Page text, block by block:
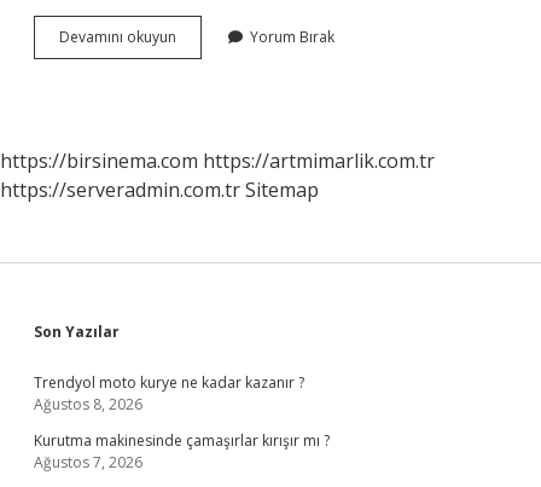
Devamını okuyun Numeroloji
Sayım
Yorum Bırak
https://birsinema.com https://artmimarlik.com.tr
https://serveradmin.com.trSitemap
Sidebar
Son Yazılar
Trendyol moto kurye ne kadar kazanır ?
Ağustos 8, 2026
Kurutma makinesinde çamaşırlar kırışır mı ?
Ağustos 7, 2026